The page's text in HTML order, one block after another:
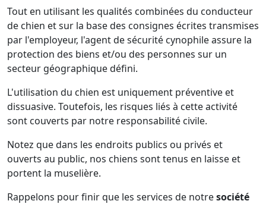
Tout en utilisant les qualités combinées du conducteur
de chien et sur la base des consignes écrites transmises
par l'employeur, l'agent de sécurité cynophile assure la
protection des biens et/ou des personnes sur un
secteur géographique défini.
L'utilisation du chien est uniquement préventive et
dissuasive. Toutefois, les risques liés à cette activité
sont couverts par notre responsabilité civile.
Notez que dans les endroits publics ou privés et
ouverts au public, nos chiens sont tenus en laisse et
portent la muselière.
Rappelons pour finir que les services de notresociété